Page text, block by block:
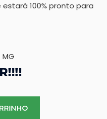
100% pronto para
MG